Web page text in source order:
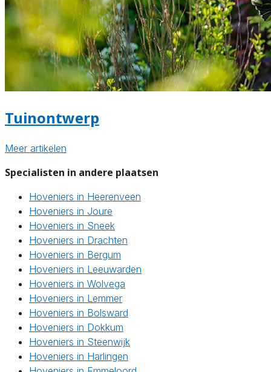
Tuinontwerp
Meer artikelen
Specialisten in andere plaatsen
Hoveniers in Heerenveen
Hoveniers in Joure
Hoveniers in Sneek
Hoveniers in Drachten
Hoveniers in Bergum
Hoveniers in Leeuwarden
Hoveniers in Wolvega
Hoveniers in Lemmer
Hoveniers in Bolsward
Hoveniers in Dokkum
Hoveniers in Steenwijk
Hoveniers in Harlingen